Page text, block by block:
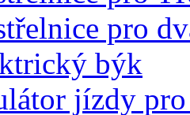
pro
býk
jízdy